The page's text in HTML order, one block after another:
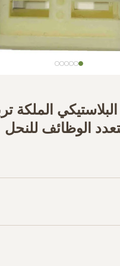
الملكة
الوظائف للنحل